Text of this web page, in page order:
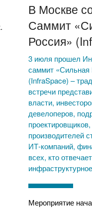
В Москве
Саммит
Россия»
3 июля прошел
саммит «Сильная
(InfraSpace) –
встречи
власти,
девелоперов,
производителей
ИТ-компаний,
всех, кто
Мероприятие